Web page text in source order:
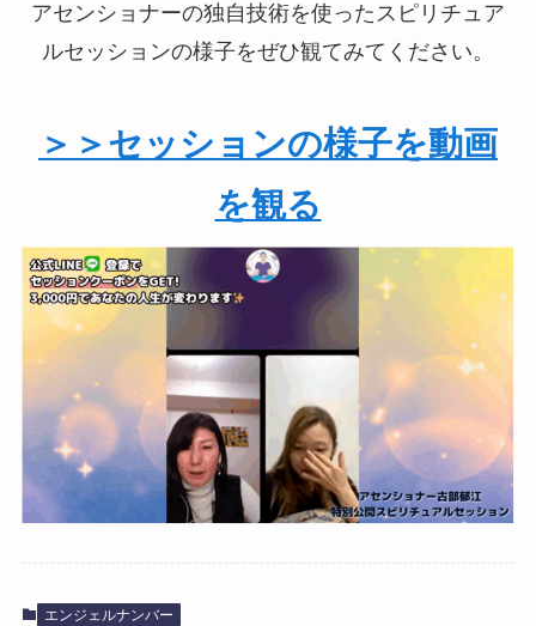
アセンショナーの独自技術を使ったスピリチュア
ルセッションの様子をぜひ観てみてください。
＞＞セッションの様子を動画
を観る
エンジェルナンバー